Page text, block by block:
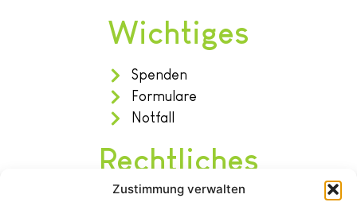
Zustimmung verwalten
Wichtiges
Spenden
Formulare
Notfall
Rechtliches